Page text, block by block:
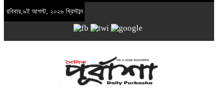
রবিবার,৯ই আগস্ট, ২০২৬ খ্রিস্টাব্দ